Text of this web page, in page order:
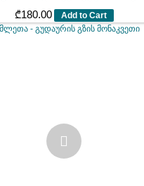
₾180.00 Add to Cart